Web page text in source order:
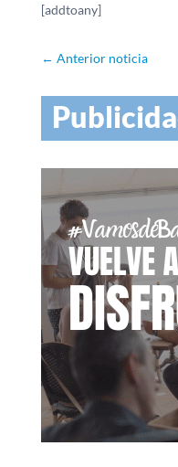
[addtoany]
← Anterior noticia